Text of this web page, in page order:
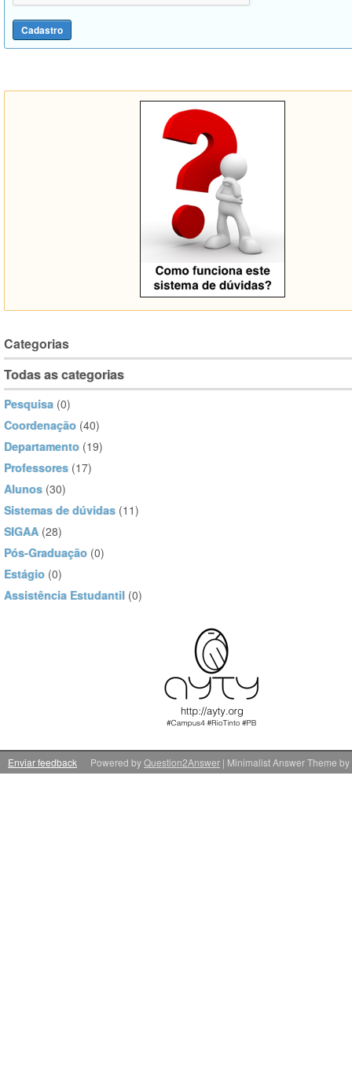
Categorias
Todas as categorias
Pesquisa (0)
Coordenação (40)
Departamento (19)
Professores (17)
Alunos (30)
Sistemas de dúvidas (11)
SIGAA (28)
Pós-Graduação (0)
Estágio (0)
Assistência Estudantil (0)
Enviar feedback | Minimalist Answer Theme by
Powered byQuestion2Answer